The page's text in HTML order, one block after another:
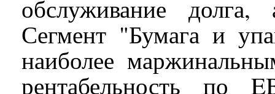
обслуживание
Сегмент "Бумага и
наиболее
рентабельность по